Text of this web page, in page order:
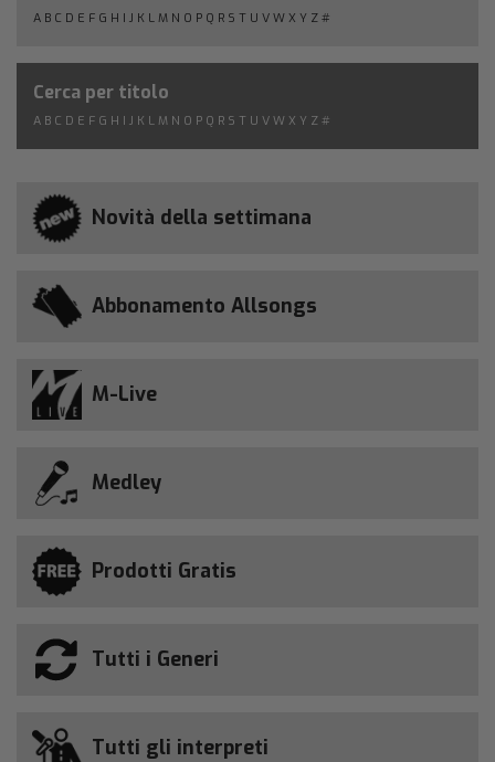
A B C D E F G H I J K L M N O P Q R S T U V W X Y Z #
Cerca per titolo
A B C D E F G H I J K L M N O P Q R S T U V W X Y Z #
Novità della settimana
Abbonamento Allsongs
M-Live
Medley
Prodotti Gratis
Tutti i Generi
Tutti gli interpreti